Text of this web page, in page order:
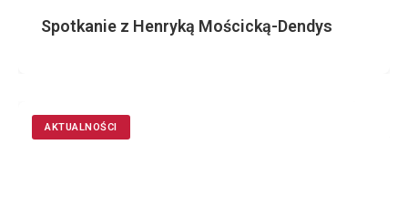
Spotkanie z Henryką Mościcką-Dendys
AKTUALNOŚCI